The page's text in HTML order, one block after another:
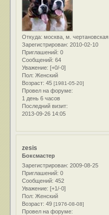
Откуда: москва, м. чертановская
Зарегистрирован: 2010-02-10
Приглашений: 0
Сообщений: 64
Уважение: [+0/-0]
Пол: Женский
Возраст: 45[1981-05-20]
Провел на форуме:
1 день 6 часов
Последний визит:
2013-09-26 14:05
zesis
Боксмастер
Зарегистрирован: 2009-08-25
Приглашений: 0
Сообщений: 452
Уважение: [+1/-0]
Пол: Женский
Возраст: 49[1976-08-08]
Провел на форуме: